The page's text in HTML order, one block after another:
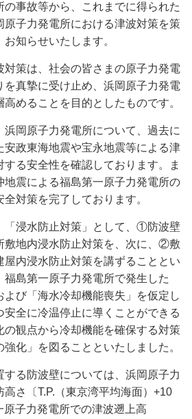
事故等から、これまでに得られた
原子力発電所における津波対策を策
知らせいたします。
対策は、社会の皆さまの原子力発電
を真摯に受け止め、浜岡原子力発電
めることを目的としたものです。
浜岡原子力発電所について、過去に
安政東海地震や宝永地震等による津
る安全性を確認しております。ま
地震による福島第一原子力発電所の
対策を完了しております。
「浸水防止対策」として、①防波壁
敷地内浸水防止対策を、次に、②敷
屋内浸水防止対策を講ずることとい
福島第一原子力発電所で発生した
よび「海水冷却機能喪失」を仮定し
安全に冷温停止に導くことができる
の観点から冷却機能を確保する対策
化」を図ることといたしました。
る防波壁については、浜岡原子力
さ〔T.P.（東京湾平均海面）+10
原子力発電所での津波遡上高